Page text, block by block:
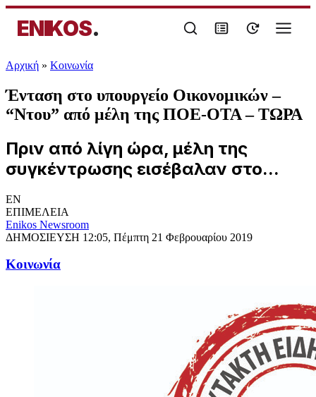
ENIKOS.
Αρχική » Κοινωνία
Ένταση στο υπουργείο Οικονομικών –
“Ντου” από μέλη της ΠΟΕ-ΟΤΑ – ΤΩΡΑ
Πριν από λίγη ώρα, μέλη της
συγκέντρωσης εισέβαλαν στο...
EN
ΕΠΙΜΕΛΕΙΑ
Enikos Newsroom
ΔΗΜΟΣΙΕΥΣΗ 12:05, Πέμπτη 21 Φεβρουαρίου 2019
Κοινωνία